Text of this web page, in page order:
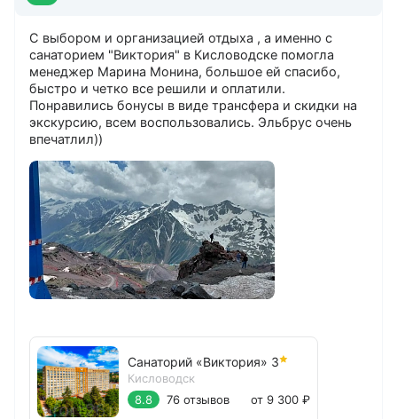
С выбором и организацией отдыха , а именно с
санаторием "Виктория" в Кисловодске помогла
менеджер Марина Монина, большое ей спасибо,
быстро и четко все решили и оплатили.
Понравились бонусы в виде трансфера и скидки на
экскурсию, всем воспользовались. Эльбрус очень
впечатлил))
Санаторий «Виктория» 3
Кисловодск
8.8
76 отзывов от 9 300 ₽